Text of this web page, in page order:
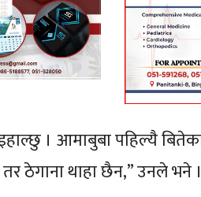
। आमाबुबा पहिल्यै
ठेगाना थाहा छैन,” उनले भने ।